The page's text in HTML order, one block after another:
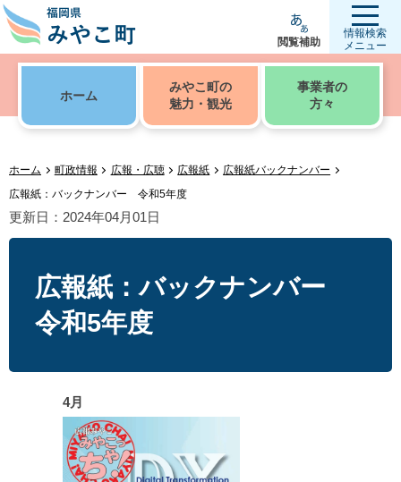
閲覧補助
情報検索
メニュー
ホーム
みやこ町の
魅力・観光
事業者の
方々
ホーム 町政情報 広報・広聴 広報紙
広報紙バックナンバー
広報紙：バックナンバー 令和5年度
更新日：2024年04月01日
広報紙：バックナンバー
令和5年度
4月